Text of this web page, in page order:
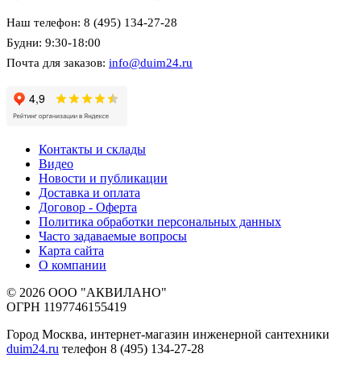
Наш телефон: 8 (495) 134-27-28
Будни: 9:30-18:00
Почта для заказов: info@duim24.ru
Контакты и склады
Видео
Новости и публикации
Доставка и оплата
Договор - Оферта
Политика обработки персональных данных
Часто задаваемые вопросы
Карта сайта
О компании
© 2026 ООО "АКВИЛАНО"
ОГРН 1197746155419
Город Москва, интернет-магазин инженерной сантехники
duim24.ru телефон 8 (495) 134-27-28